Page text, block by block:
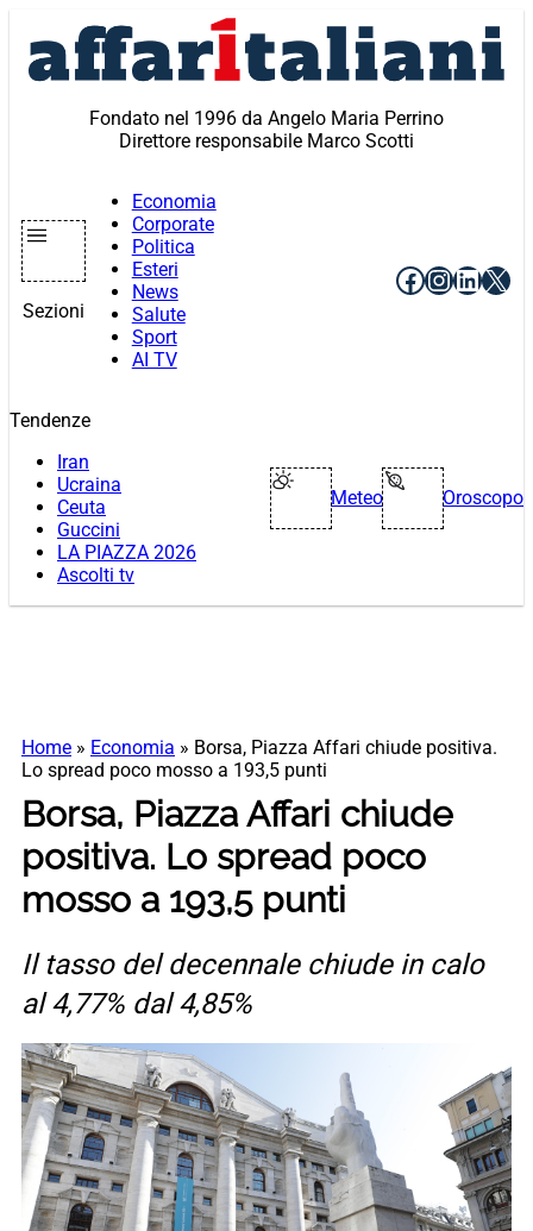
contenuto
Fondato nel 1996 da Angelo Maria Perrino
Direttore responsabile Marco Scotti
Sezioni
Economia
Corporate
Politica
Esteri
News
Salute
Sport
AI TV
Facebook
X
Tendenze
Iran
Ucraina
Ceuta
Guccini
LA PIAZZA 2026
Ascolti tv
Meteo Oroscopo
Home » Economia » Borsa, Piazza Affari chiude positiva.
Lo spread poco mosso a 193,5 punti
Borsa, Piazza Affari chiude
positiva. Lo spread poco
mosso a 193,5 punti
Il tasso del decennale chiude in calo
al 4,77% dal 4,85%